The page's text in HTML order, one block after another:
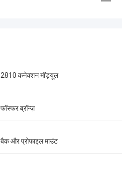
2810 कनेक्शन मॉड्यूल
फॉस्फर ब्रॉन्ज़
बैक और प्रोफाइल माउंट